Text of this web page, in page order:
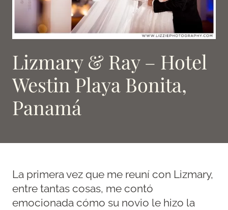
Lizmary & Ray – Hotel
Westin Playa Bonita,
Panamá
La primera vez que me reuní con Lizmary,
entre tantas cosas, me contó
emocionada cómo su novio le hizo la